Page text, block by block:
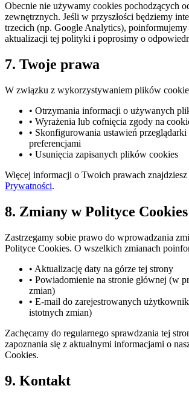
Obecnie nie używamy cookies pochodzących
zewnętrznych. Jeśli w przyszłości będziemy
trzecich (np. Google Analytics),
aktualizacji tej polityki i poprosimy o
7. Twoje prawa
W związku z wykorzystywaniem plików
• Otrzymania informacji o używanych
• Wyrażenia lub cofnięcia zgody na
• Skonfigurowania ustawień przeglądarki
preferencjami
• Usunięcia zapisanych plików cookies
Więcej informacji o Twoich prawach znajdziesz
Prywatności.
8. Zmiany w Polityce Cookies
Zastrzegamy sobie prawo do wprowadzania
Polityce Cookies. O wszelkich zmianach
• Aktualizację daty na górze tej strony
• Powiadomienie na stronie głównej (w
zmian)
• E-mail do zarejestrowanych
istotnych zmian)
Zachęcamy do regularnego sprawdzania tej
zapoznania się z aktualnymi informacjami o
Cookies.
9. Kontakt